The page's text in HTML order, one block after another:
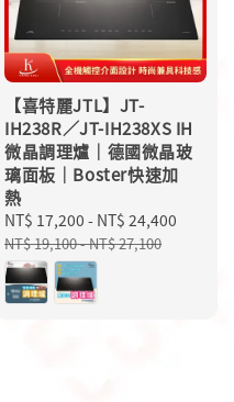
【喜特麗JTL】JT-
IH238R／JT-IH238XS IH
微晶調理爐｜德國微晶玻
璃面板｜Boster快速加
熱
Sale
price
NT$ 17,200 - NT$ 24,400
NT$ 19,100-NT$ 27,100